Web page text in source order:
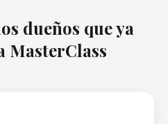
dueños que ya
MasterClass